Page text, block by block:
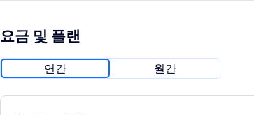
요금 및 플랜
연간 월간